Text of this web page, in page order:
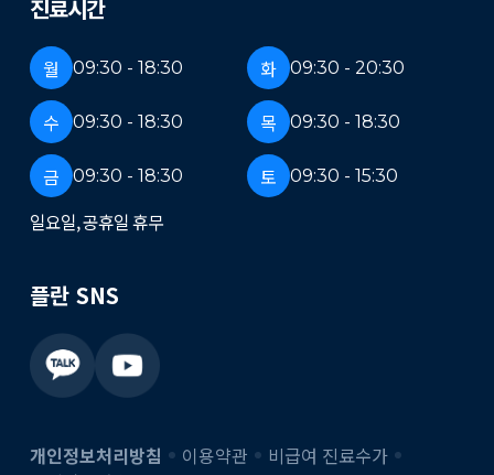
진료시간
월 09:30 - 18:30 화 09:30 - 20:30
수 09:30 - 18:30 목 09:30 - 18:30
금 09:30 - 18:30 토 09:30 - 15:30
일요일, 공휴일 휴무
플란 SNS
개인정보처리방침 이용약관
비급여 진료수가